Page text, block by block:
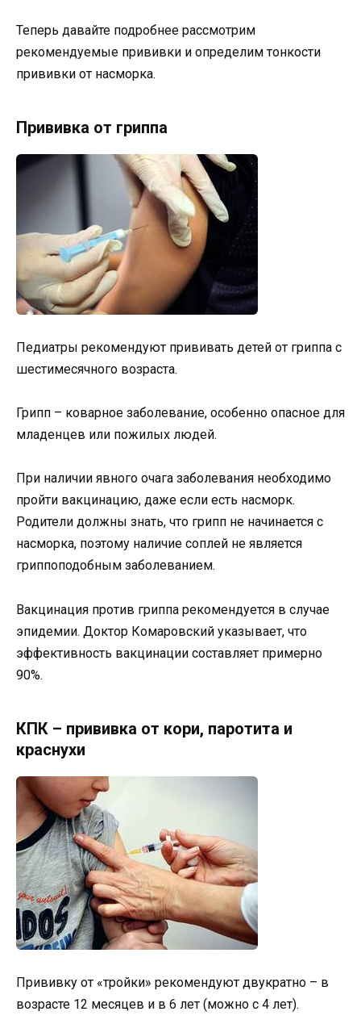
Теперь давайте подробнее рассмотрим
рекомендуемые прививки и определим тонкости
прививки от насморка.
Прививка от гриппа
Педиатры рекомендуют прививать детей от гриппа с
шестимесячного возраста.
Грипп – коварное заболевание, особенно опасное для
младенцев или пожилых людей.
При наличии явного очага заболевания необходимо
пройти вакцинацию, даже если есть насморк.
Родители должны знать, что грипп не начинается с
насморка, поэтому наличие соплей не является
гриппоподобным заболеванием.
Вакцинация против гриппа рекомендуется в случае
эпидемии. Доктор Комаровский указывает, что
эффективность вакцинации составляет примерно
90%.
КПК – прививка от кори, паротита и
краснухи
Прививку от «тройки» рекомендуют двукратно – в
возрасте 12 месяцев и в 6 лет (можно с 4 лет).